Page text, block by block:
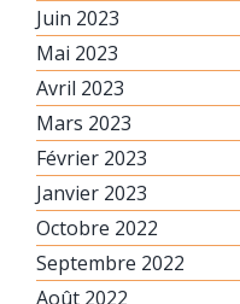
Juin 2023
Mai 2023
Avril 2023
Mars 2023
Février 2023
Janvier 2023
Octobre 2022
Septembre 2022
Août 2022